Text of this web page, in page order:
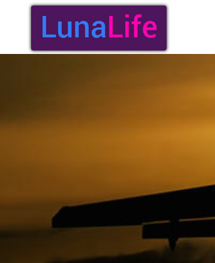
Перейти
содержанию